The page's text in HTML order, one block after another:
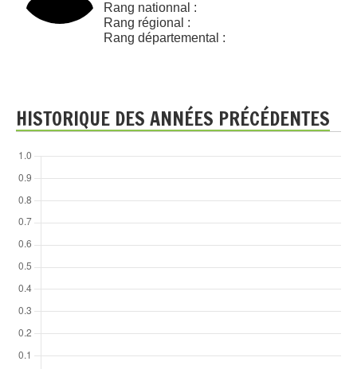
Rang nationnal :
Rang régional :
Rang départemental :
HISTORIQUE DES ANNÉES PRÉCÉDENTES